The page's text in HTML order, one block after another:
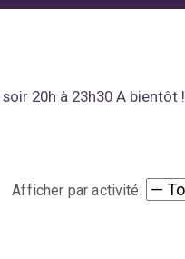
20h à 23h30 A bientôt !
Afficher par activité: